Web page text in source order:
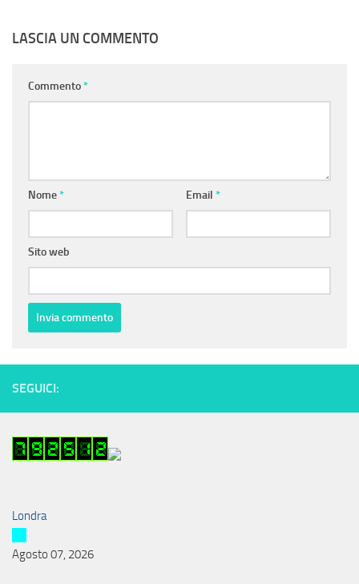
LASCIA UN COMMENTO
Commento*
Nome* Email *
Sito web
SEGUICI:
Londra
Agosto 07, 2026